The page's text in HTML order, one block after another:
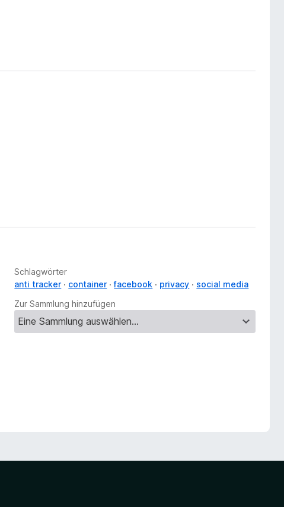
Schlagwörter
anti tracker
container facebook privacy
social media
Zur Sammlung hinzufügen